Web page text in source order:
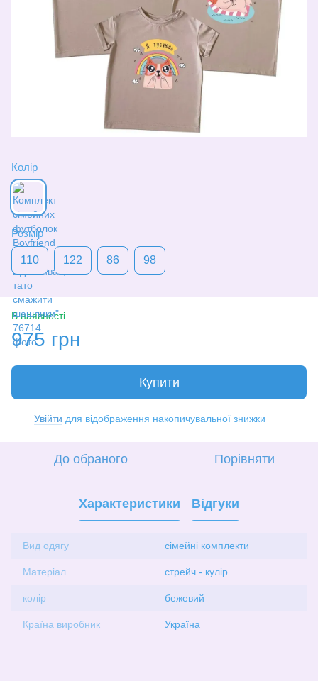
Колір
Розмір
110 122 86 98
В наявності
975 грн
Купити
Увійти для відображення накопичувальної знижки
До обраного Порівняти
Характеристики Відгуки
Вид одягу сімейні комплекти
Матеріал стрейч - кулір
колір бежевий
Країна виробник Україна